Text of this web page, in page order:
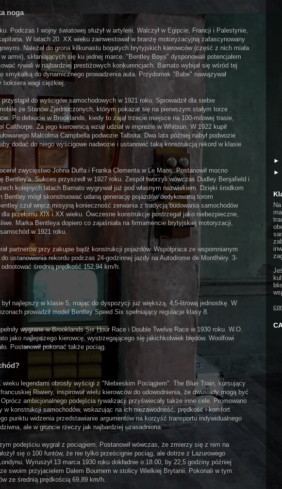
noga
Podczas I wojny światowej służył w artylerii. Walczył w Egipcie, Francji i Palestynie,
W latach 20. XX wieku zainwestował w branżę motoryzacyjną zafascynowany
Należał do grona kilkunastu bogatych brytyjskich kierowców (część z nich miała
armii), skłaniających się ku jednej marce. "Bentley Boys" dysponowali potencjałem
rywali w najbardziej prestiżowych konkurencjach. Barnato wybijał się wśród tej
smykałką do dynamicznego prowadzenia auta. Przydomek "Babe" nawiązywał
boksera wagi ciężkiej.
do wyścigów samochodowych w 1921 roku. Sprowadził dla siebie
ze Stanów Zjednoczonych, którym pokazał się na pierwszym stałym torze
Po debiucie w Brooklands, kiedy to zajął trzecie miejsce na 100-milowej trasie,
Calthorpe. Za jego kierownicą wziął udział w imprezie w Whitsun. W 1922 kupił
Malcolma Campbella podwozie Talbota. Dwa lata później nabył podwozie
dodać do niego wyścigowe nadwozie i ustanowić taką konstrukcją rekord w klasie
zwycięstwo Johna Duffa i Franka Clementa w Le Mans. Postanowił mocno
Bentley'a. Sukces przyszedł w 1927 roku. Zespół tworzyli wówczas Dudley Benjafield i
kolejnych latach Barnato wygrywał już pod własnym nazwiskiem. Dzięki środkom
Bentley mógł skonstruować udaną generację pojazdów dedykowaną torom
czuł wręcz misyjną konieczność zerwania z tradycją budowania samochodów
przełomu XIX i XX wieku. Ówczesne konstrukcje postrzegał jako niebezpieczne,
Marka Bentleya dopiero co zajaśniała na firmamencie brytyjskiej motoryzacji,
w 1921 roku.
partnerów przy zakupie bądź konstrukcji pojazdów. Współpraca ze wspomnianym
do ustanowienia rekordu podczas 24-godzinnej jazdy na Autodrome de Montlhéry. 3-
odnotować średnią prędkość 152,94 km/h.
był najlepszy w klasie 5, mając do dyspozycji już większą, 4,5-litrową jednostkę. W
prowadził model Bentley Speed Six spełniający regulacje klasy 8.
wygrane w Brooklands Six Hour Race i Double Twelve Race w 1930 roku. W.O.
jako najlepszego kierowcę, wystrzegającego się jakichkolwiek błędów. Woolfowi
Postanowił pokonać także pociąg.
legendami obrosły wyścigi z "Niebieskim Pociągiem". The Blue Train, kursujący
Riwiery, inspirował wielu kierowców do udowodnienia, że dwuślady mogą być
ambicjonalnego podejścia rywalizacji przyświecały także inne cele. Promowano
w konstrukcji samochodów, wskazując na ich niezawodność, prędkość i komfort
punktu widzenia przedstawianie argumentów na korzyść transportu indywidualnego
ale w gruncie rzeczy jak najbardziej uzasadniona.
podejściu wygrał z pociągiem. Postanowił wówczas, że zmierzy się z nim na
się o 100 funtów, że nie tylko prześcignie pociąg, ale dotrze z Lazurowego
Wyruszył 13 marca 1930 roku dokładnie o 18.00, by 22,5 godziny później
swoim przyjacielem Dalem Bournem w stolicy Wielkiej Brytanii. Pokonali w tym
ze średnią prędkością 69,89 km/h.
►
►